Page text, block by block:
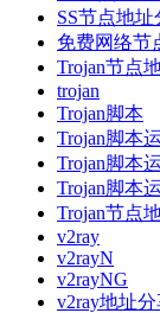
SS节点地址
免费网络节
Trojan节点
trojan
Trojan脚本
Trojan脚本
Trojan脚本
Trojan脚本
Trojan节点
v2ray
v2rayN
v2rayNG
v2ray地址